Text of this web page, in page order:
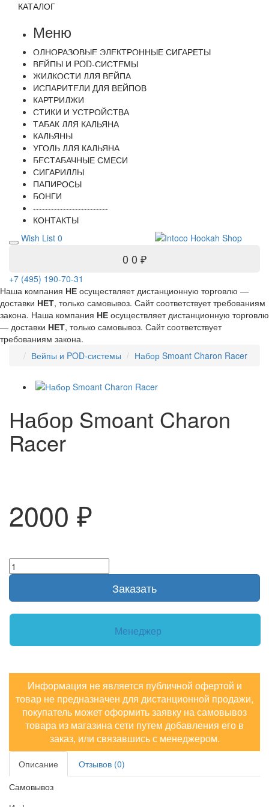
КАТАЛОГ
Меню
ОДНОРАЗОВЫЕ ЭЛЕКТРОННЫЕ СИГАРЕТЫ
ВЕЙПЫ И POD-СИСТЕМЫ
ЖИДКОСТИ ДЛЯ ВЕЙПА
ИСПАРИТЕЛИ ДЛЯ ВЕЙПОВ
КАРТРИДЖИ
СТИКИ И УСТРОЙСТВА
ТАБАК ДЛЯ КАЛЬЯНА
КАЛЬЯНЫ
УГОЛЬ ДЛЯ КАЛЬЯНА
БЕСТАБАЧНЫЕ СМЕСИ
СИГАРИЛЛЫ
ПАПИРОСЫ
БОНГИ
-------------------------
КОНТАКТЫ
Wish List 0
0 0 ₽
+7 (495) 190-70-31
Наша компания НЕ осуществляет дистанционную торговлю —
доставки НЕТ, только самовывоз. Сайт соответствует требованиям
закона. Наша компания НЕ осуществляет дистанционную торговлю
— доставки НЕТ, только самовывоз. Сайт соответствует
требованиям закона.
Вейпы и POD-системы
Набор Smoant Charon Racer
Набор Smoant Charon
Racer
2000 ₽
Заказать
Менеджер
Информация не является публичной офертой и
товар не предназначен для дистанционной продажи,
покупатель может оформить заявку на самовывоз
товара из магазина сети путем добавления его в
заказ, или связавшись с менеджером.
Описание
Отзывов (0)
Самовывоз